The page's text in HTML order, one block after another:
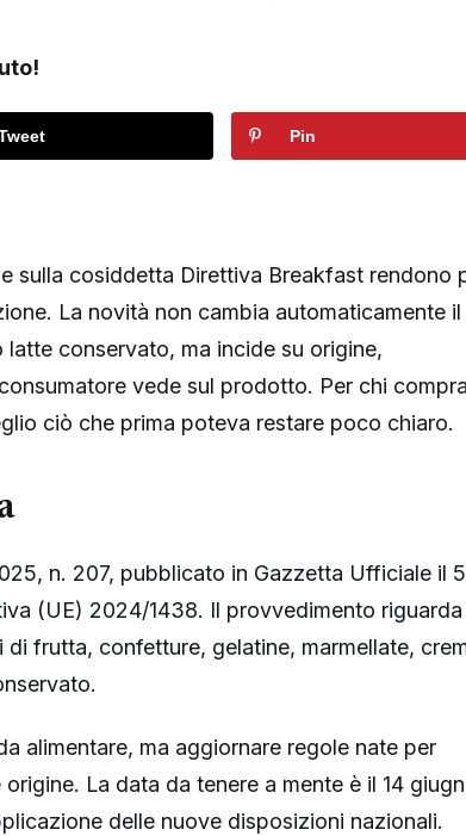
Pin
sulla cosiddetta Direttiva Breakfast rendono
La novità non cambia automaticamente il
conservato, ma incide su origine,
vede sul prodotto. Per chi
ciò che prima poteva restare poco chiaro.
n. 207, pubblicato in Gazzetta Ufficiale il 5
(UE) 2024/1438. Il provvedimento riguarda
frutta, confetture, gelatine, marmellate,
alimentare, ma aggiornare regole nate per
La data da tenere a mente è il 14
delle nuove disposizioni nazionali.